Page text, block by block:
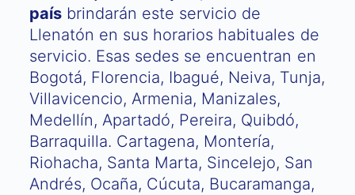
paísbrindarán este servicio de
Llenatón en sus horarios habituales de
servicio. Esas sedes se encuentran en
Bogotá, Florencia, Ibagué, Neiva, Tunja,
Villavicencio, Armenia, Manizales,
Medellín, Apartadó, Pereira, Quibdó,
Barraquilla. Cartagena, Montería,
Riohacha, Santa Marta, Sincelejo, San
Andrés, Ocaña, Cúcuta, Bucaramanga,